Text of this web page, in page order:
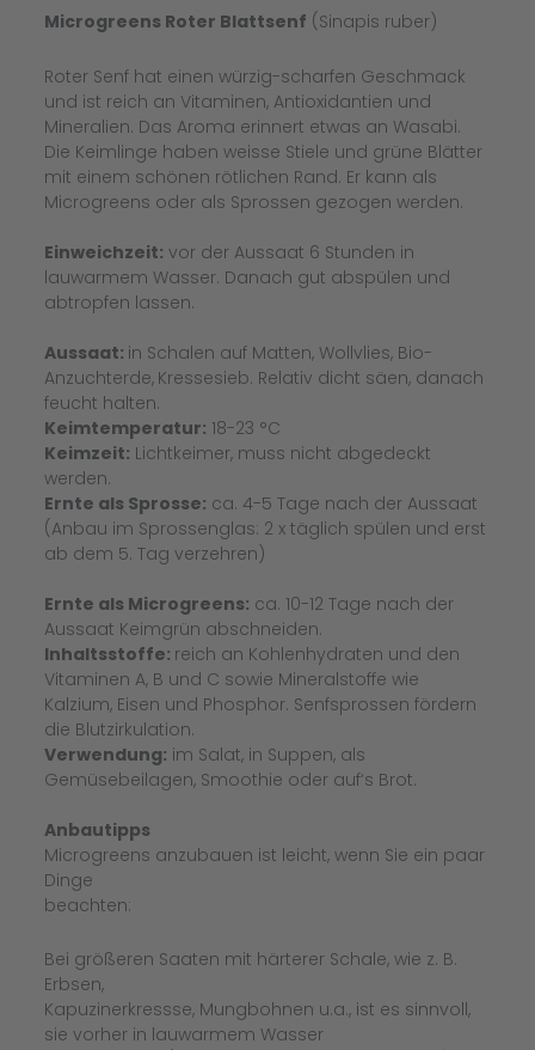
Microgreens Roter Blattsenf (Sinapis ruber)
Roter Senf hat einen würzig-scharfen Geschmack
und ist reich an Vitaminen, Antioxidantien und
Mineralien. Das Aroma erinnert etwas an Wasabi.
Die Keimlinge haben weisse Stiele und grüne Blätter
mit einem schönen rötlichen Rand. Er kann als
Microgreens oder als Sprossen gezogen werden.
Einweichzeit: vor der Aussaat 6 Stunden in
lauwarmem Wasser. Danach gut abspülen und
abtropfen lassen.
Aussaat: in Schalen auf Matten, Wollvlies, Bio-
Anzuchterde, Kressesieb. Relativ dicht säen, danach
feucht halten.
Keimtemperatur: 18-23 °C
Keimzeit: Lichtkeimer, muss nicht abgedeckt
werden.
Ernte als Sprosse: ca. 4-5 Tage nach der Aussaat
(Anbau im Sprossenglas: 2 x täglich spülen und erst
ab dem 5. Tag verzehren)
Ernte als Microgreens: ca. 10-12 Tage nach der
Aussaat Keimgrün abschneiden.
Inhaltsstoffe: reich an Kohlenhydraten und den
Vitaminen A, B und C sowie Mineralstoffe wie
Kalzium, Eisen und Phosphor. Senfsprossen fördern
die Blutzirkulation.
Verwendung: im Salat, in Suppen, als
Gemüsebeilagen, Smoothie oder auf‘s Brot.
Anbautipps
Microgreens anzubauen ist leicht, wenn Sie ein paar
Dinge
beachten:
Bei größeren Saaten mit härterer Schale, wie z. B.
Erbsen,
Kapuzinerkressse, Mungbohnen u.a., ist es sinnvoll,
sie vorher in lauwarmem Wasser